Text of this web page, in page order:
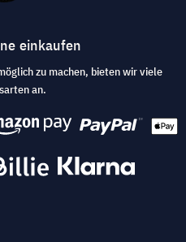
einkaufen
zu machen, bieten wir viele
an.